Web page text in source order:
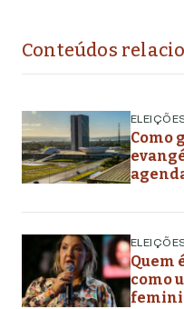
Conteúdos
Como
Quem
como